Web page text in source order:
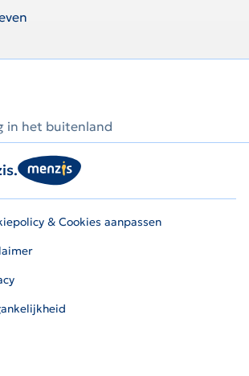
in het buitenland
& Cookies aanpassen